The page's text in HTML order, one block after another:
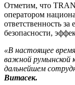
Отметим, что
оператором
ответственность за
безопасности,
«В настоящее
важной румынской
дальнейшем
Витасек.